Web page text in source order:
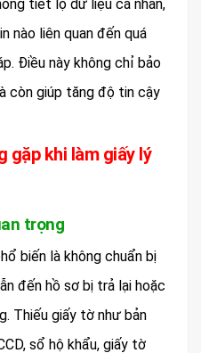
tiết lộ dữ liệu cá nhân,
nào liên quan đến quá
Điều này không chỉ bảo
còn giúp tăng độ tin cậy
gặp khi làm giấy lý
trọng
biến là không chuẩn bị
đến hồ sơ bị trả lại hoặc
Thiếu giấy tờ như bản
sổ hộ khẩu, giấy tờ